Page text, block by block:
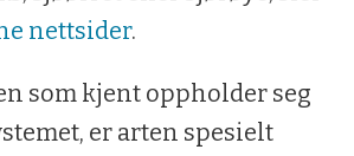
nettsider.
som kjent oppholder seg
er arten spesielt